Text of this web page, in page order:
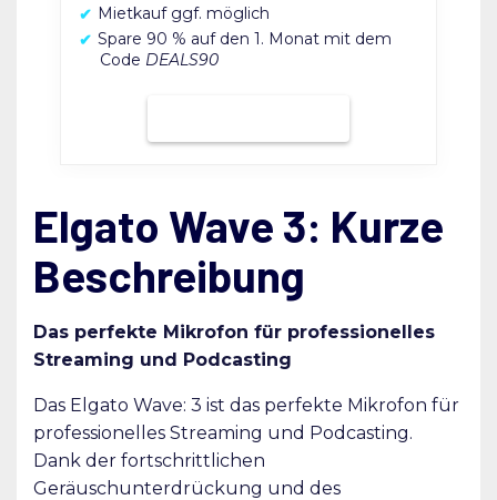
Mietkauf ggf. möglich
Spare 90 % auf den 1. Monat mit dem
Code DEALS90
Elgato Wave 3: Kurze
Beschreibung
Das perfekte Mikrofon für professionelles
Streaming und Podcasting
Das Elgato Wave: 3 ist das perfekte Mikrofon für
professionelles Streaming und Podcasting.
Dank der fortschrittlichen
Geräuschunterdrückung und des